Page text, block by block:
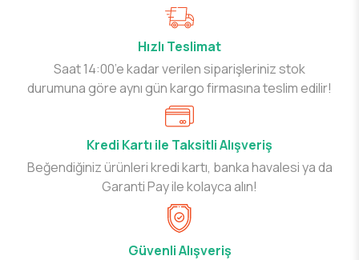
Hızlı Teslimat
Saat 14:00’e kadar verilen siparişleriniz stok
durumuna göre aynı gün kargo firmasına teslim edilir!
Kredi Kartı ile Taksitli Alışveriş
Beğendiğiniz ürünleri kredi kartı, banka havalesi ya da
Garanti Pay ile kolayca alın!
Güvenli Alışveriş